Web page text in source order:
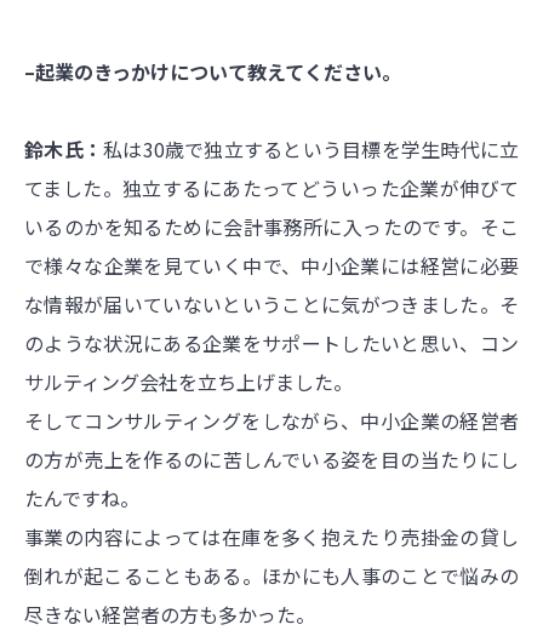
–起業のきっかけについて教えてください。
鈴木氏： 私は30歳で独立するという目標を学生時代に立
てました。独立するにあたってどういった企業が伸びて
いるのかを知るために会計事務所に入ったのです。そこ
で様々な企業を見ていく中で、中小企業には経営に必要
な情報が届いていないということに気がつきました。そ
のような状況にある企業をサポートしたいと思い、コン
サルティング会社を立ち上げました。
そしてコンサルティングをしながら、中小企業の経営者
の方が売上を作るのに苦しんでいる姿を目の当たりにし
たんですね。
事業の内容によっては在庫を多く抱えたり売掛金の貸し
倒れが起こることもある。ほかにも人事のことで悩みの
尽きない経営者の方も多かった。